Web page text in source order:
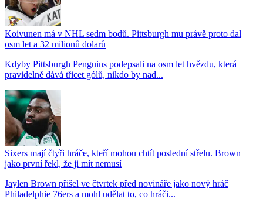
Koivunen má v NHL sedm bodů. Pittsburgh mu právě proto dal
osm let a 32 milionů dolarů
Kdyby Pittsburgh Penguins podepsali na osm let hvězdu, která
pravidelně dává třicet gólů, nikdo by nad...
Sixers mají čtyři hráče, kteří mohou chtít poslední střelu. Brown
jako první řekl, že ji mít nemusí
Jaylen Brown přišel ve čtvrtek před novináře jako nový hráč
Philadelphie 76ers a mohl udělat to, co hráči...